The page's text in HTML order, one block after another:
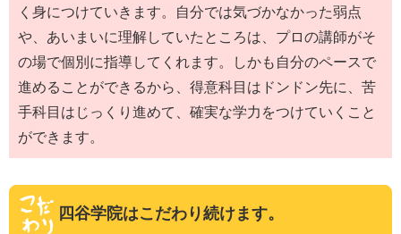
く身につけていきます。自分では気づかなかった弱点
や、あいまいに理解していたところは、プロの講師がそ
の場で個別に指導してくれます。しかも自分のペースで
進めることができるから、得意科目はドンドン先に、苦
手科目はじっくり進めて、確実な学力をつけていくこと
ができます。
四谷学院はこだわり続けます。